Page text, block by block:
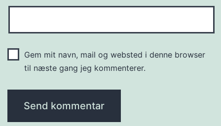
Gem mit navn, mail og websted i denne browser
til næste gang jeg kommenterer.